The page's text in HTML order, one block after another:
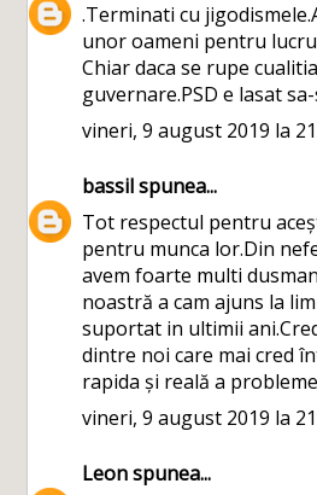
.Terminati cu
unor oameni pentru
Chiar daca se rupe
guvernare.PSD e lasat
vineri, 9 august 2019 la
bassilspunea...
Tot respectul pentru
pentru munca lor.Din
avem foarte multi
noastră a cam ajuns la
suportat in ultimii
dintre noi care mai cred
rapida și reală a
vineri, 9 august 2019 la
Leonspunea...